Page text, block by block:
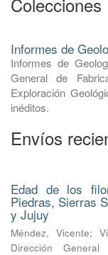
Informes de
Informes de
General de
Exploración
inéditos.
Envíos
Edad de los
Piedras, Sierras
y Jujuy
Méndez, Vicente;
Dirección